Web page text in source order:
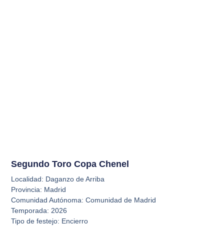
Segundo Toro Copa Chenel
Localidad: Daganzo de Arriba
Provincia: Madrid
Comunidad Autónoma: Comunidad de Madrid
Temporada: 2026
Tipo de festejo: Encierro